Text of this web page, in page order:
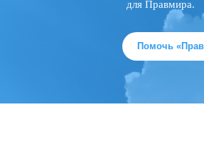
для Правмира.
Помочь